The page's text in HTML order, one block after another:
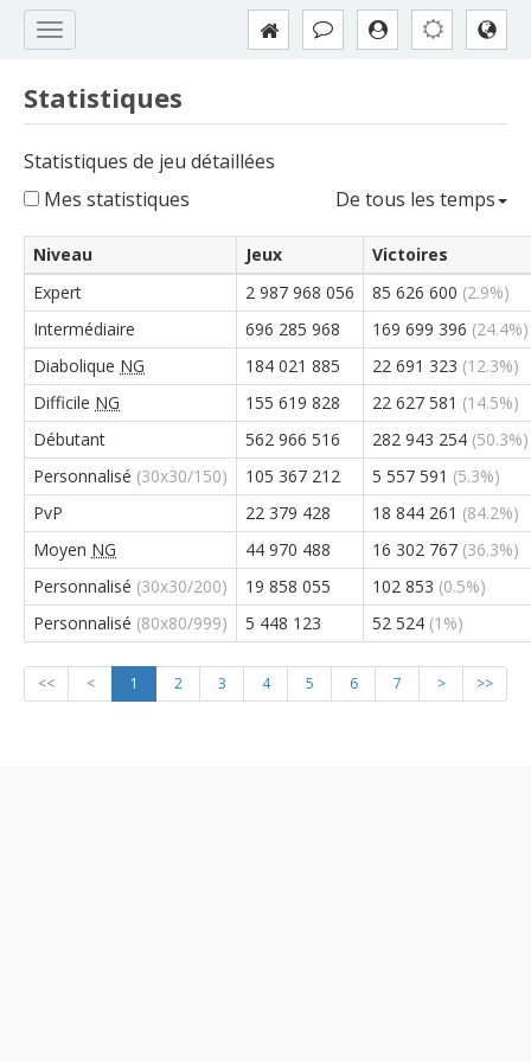
Statistiques
Statistiques de jeu détaillées
Mes statistiques
De tous les temps
Niveau Jeux
Victoires
Expert
2 987 968 056 85 626 600 (2.9%)
Intermédiaire
696 285 968 169 699 396 (24.4%)
Diabolique NG 184 021 885 22 691 323 (12.3%)
Difficile NG 155 619 828 22 627 581 (14.5%)
Débutant
562 966 516 282 943 254 (50.3%)
Personnalisé (30x30/150) 105 367 212 5 557 591 (5.3%)
PvP
22 379 428 18 844 261 (84.2%)
Moyen NG 44 970 488 16 302 767 (36.3%)
Personnalisé (30x30/200) 19 858 055 102 853 (0.5%)
Personnalisé (80x80/999) 5 448 123 52 524 (1%)
<< < 1 2 3 4 5 6 7 > >>